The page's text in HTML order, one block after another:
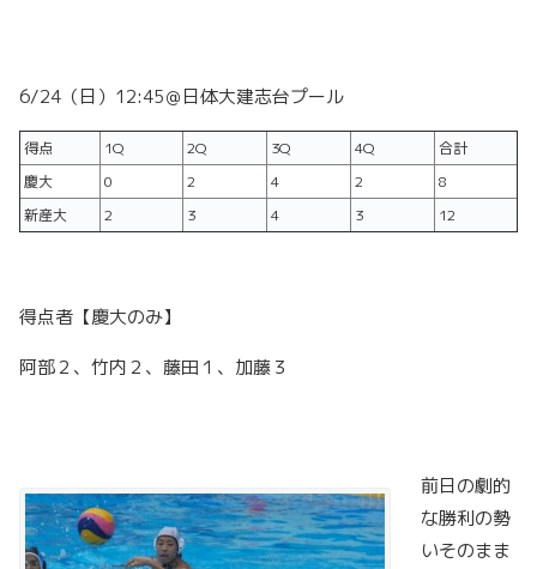
6/24（日）12:45＠日体大建志台プール
得点 1Q 2Q 3Q 4Q
合計
慶大
0 2 4 2
8
新産大
2 3 4 3 12
得点者【慶大のみ】
阿部２、竹内２、藤田１、加藤３
前日の劇的
な勝利の勢
いそのまま